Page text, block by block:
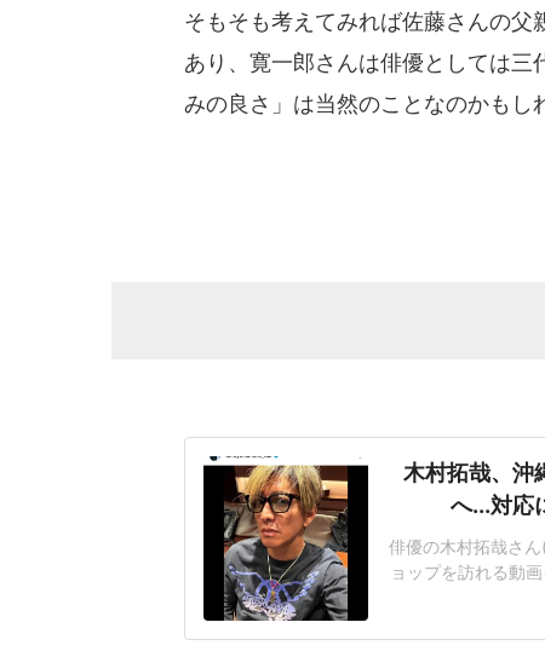
そもそも考えてみれば佐藤さんの
あり、寛一郎さんは俳優としては
みの良さ」は当然のことなのかもし
木村拓哉、沖
へ...対応
俳優の木村拓哉さ
ョップを訪れる動
銀座にある沖縄の
そばにもずくの天